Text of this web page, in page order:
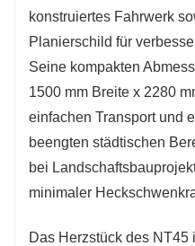
konstruiertes Fahrwerk
Planierschild für
Seine kompakten
1500 mm Breite x 2280
einfachen Transport und
beengten städtischen
bei
minimaler
Das Herzstück des NT45